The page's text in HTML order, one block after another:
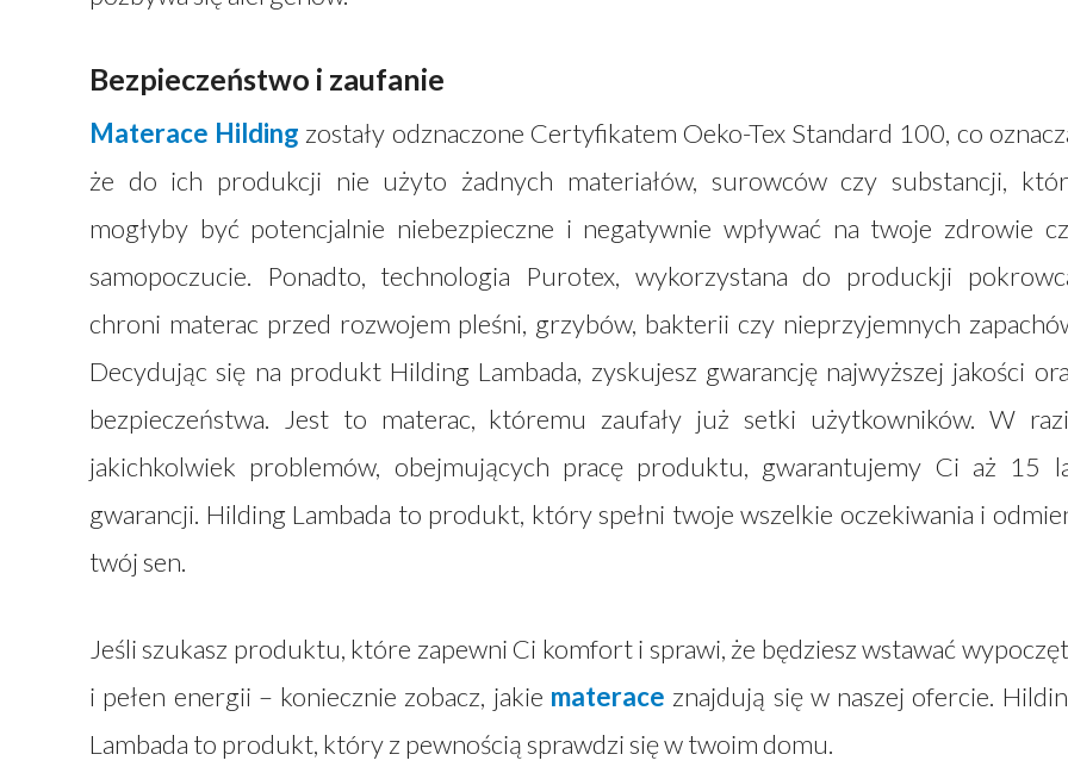
Bezpieczeństwo i zaufanie
Materace Hilding zostały odznaczone Certyfikatem Oeko-Tex Standard 100, co
że do ich produkcji nie użyto żadnych materiałów, surowców czy substancji,
mogłyby być potencjalnie niebezpieczne i negatywnie wpływać na twoje zdrowie
samopoczucie. Ponadto, technologia Purotex, wykorzystana do produckji
chroni materac przed rozwojem pleśni, grzybów, bakterii czy nieprzyjemnych
Decydując się na produkt Hilding Lambada, zyskujesz gwarancję najwyższej jakości
bezpieczeństwa. Jest to materac, któremu zaufały już setki użytkowników. W
jakichkolwiek problemów, obejmujących pracę produktu, gwarantujemy Ci aż 15
gwarancji. Hilding Lambada to produkt, który spełni twoje wszelkie oczekiwania i
twój sen.
Jeśli szukasz produktu, które zapewni Ci komfort i sprawi, że będziesz wstawać
i pełen energii – koniecznie zobacz, jakie materace znajdują się w naszej ofercie.
Lambada to produkt, który z pewnością sprawdzi się w twoim domu.